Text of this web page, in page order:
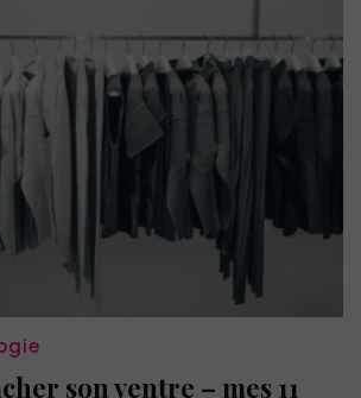
son ventre – mes 11